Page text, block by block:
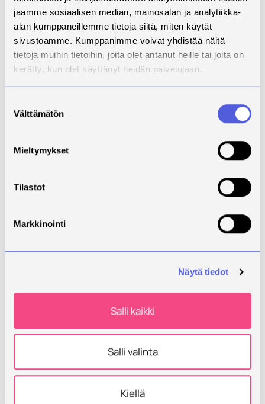
jaamme sosiaalisen median, mainosalan ja analytiikka-
alan kumppaneillemme tietoja siitä, miten käytät
sivustoamme. Kumppanimme voivat yhdistää näitä
tietoja muihin tietoihin, joita olet antanut heille tai joita on
kerätty, kun olet käyttänyt heidän palvelujaan.
valinta
Välttämätön
Mieltymykset
Tilastot
Markkinointi
Näytä tiedot
Salli kaikki
Salli valinta
Kiellä
The aim of the project is to develop
the quality of the study and career
support and planning work of the
participating
institutions in the project as well as
the career support and planning
skills and work of the staff working
work. The project strengthens the
institutions are involved in the
The regionally consistent career
transition and improves the quality
and results of career support and
ohjaushenkilöstö ja opettajat
Opiskelijat osallistuvat hankkeessa
tehtävään uraohjauspalvelujen